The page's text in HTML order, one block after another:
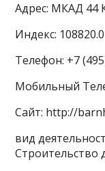
Адрес: МКАД 44
Индекс: 108820.0
Телефон: +7
Мобильный
Сайт: http://
вид
Строительство